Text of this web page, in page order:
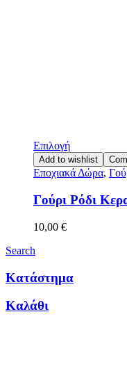
Επιλογή
Add to wishlist
Εποχιακά Δώρα,
Γούρι Ρόδι
10,00 €
Search
Κατάστημα
Καλάθι